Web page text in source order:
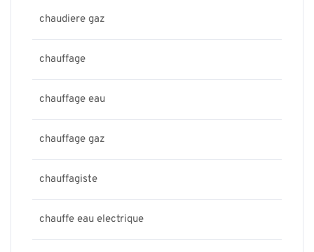
chaudiere gaz
chauffage
chauffage eau
chauffage gaz
chauffagiste
chauffe eau electrique